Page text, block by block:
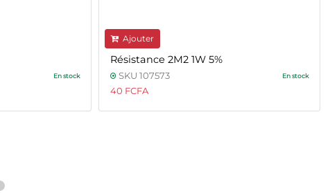
En stock
Ajouter
Résistance 2M2 1W 5%
SKU 107573 En stock
40 FCFA